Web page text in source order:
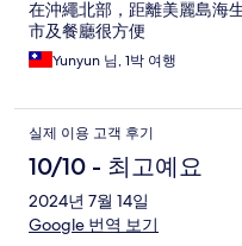
在沖繩北部，距離美麗島海
市及餐廳很方便
Yunyun 님, 1박 여행
실제 이용 고객 후기
10/10 - 최고예요
2024년 7월 14일
Google 번역 보기